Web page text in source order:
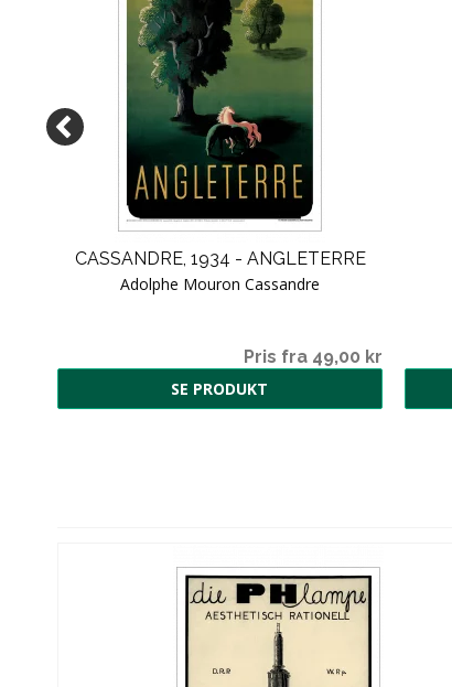
CASSANDRE, 1934 - ANGLETERRE
Adolphe Mouron Cassandre
Pris fra 49,00 kr
SE PRODUKT